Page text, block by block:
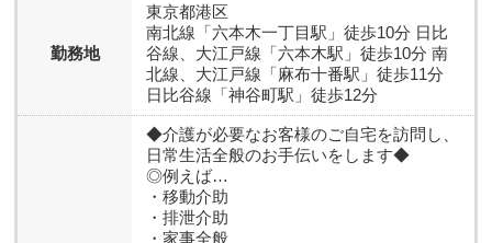
勤務地
東京都港区
南北線「六本木一丁目駅」徒歩10分 日比
谷線、大江戸線「六本木駅」徒歩10分 南
北線、大江戸線「麻布十番駅」徒歩11分
日比谷線「神谷町駅」徒歩12分
◆介護が必要なお客様のご自宅を訪問し、
日常生活全般のお手伝いをします◆
◎例えば…
・移動介助
・排泄介助
・家事全般